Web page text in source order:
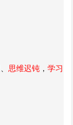
思维迟钝 ，学习